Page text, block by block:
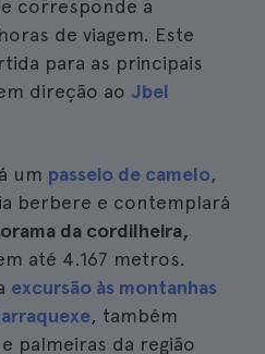
corresponde a
de viagem. Este
para as principais
direção ao Jbel
um passeio de camelo,
berbere e contemplará
da cordilheira,
até 4.167 metros.
excursão às montanhas
, também
palmeiras da região